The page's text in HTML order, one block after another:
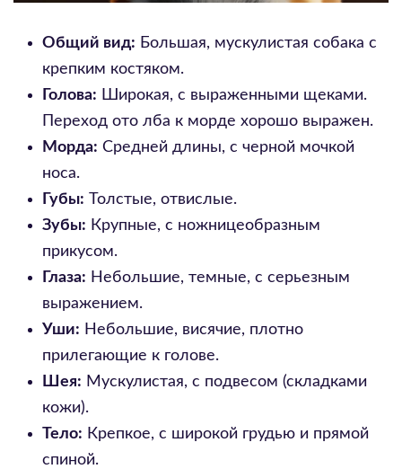
Общий вид: Большая, мускулистая собака с
крепким костяком.
Голова: Широкая, с выраженными щеками.
Переход ото лба к морде хорошо выражен.
Морда: Средней длины, с черной мочкой
носа.
Губы: Толстые, отвислые.
Зубы: Крупные, с ножницеобразным
прикусом.
Глаза: Небольшие, темные, с серьезным
выражением.
Уши: Небольшие, висячие, плотно
прилегающие к голове.
Шея: Мускулистая, с подвесом (складками
кожи).
Тело: Крепкое, с широкой грудью и прямой
спиной.